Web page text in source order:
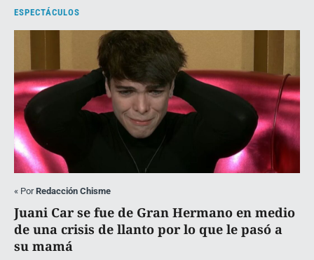
ESPECTÁCULOS
« PorRedacción Chisme
Juani Car se fue de Gran Hermano en medio
de una crisis de llanto por lo que le pasó a
su mamá